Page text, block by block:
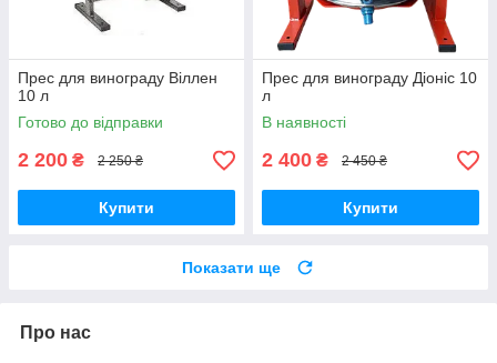
Прес для винограду Віллен
10 л
Готово до відправки
2 200 ₴ 2 250 ₴
Купити
Прес для винограду Діоніс 10
л
В наявності
2 400 ₴ 2 450 ₴
Купити
Показати ще
Про нас